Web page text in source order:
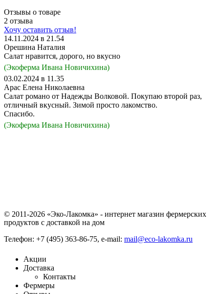
Отзывы о товаре
2 отзыва
Хочу оставить отзыв!
14.11.2024 в 21.54
Орешина Наталия
Салат нравится, дорого, но вкусно
(Экоферма Ивана Новичихина)
03.02.2024 в 11.35
Арас Елена Николаевна
Салат романо от Надежды Волковой. Покупаю второй раз,
отличный вкусный. Зимой просто лакомство.
Спасибо.
(Экоферма Ивана Новичихина)
© 2011-2026 «Эко-Лакомка» - интернет магазин фермерских
продуктов с доставкой на дом
Телефон: +7 (495) 363-86-75, e-mail: mail@eco-lakomka.ru
Акции
Доставка
Контакты
Фермеры